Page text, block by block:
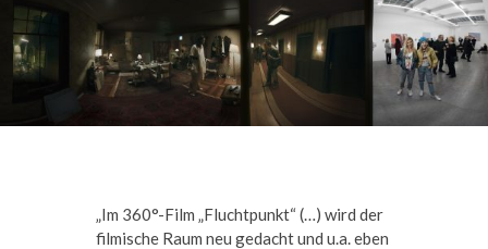
„Im 360°-Film „Fluchtpunkt“ (…) wird der
filmische Raum neu gedacht und u.a. eben